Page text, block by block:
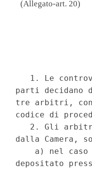
(Allegato-art. 20)
1. Le
parti decidano
tre arbitri,
codice di
2. Gli
dalla Camera,
a) nel caso
depositato